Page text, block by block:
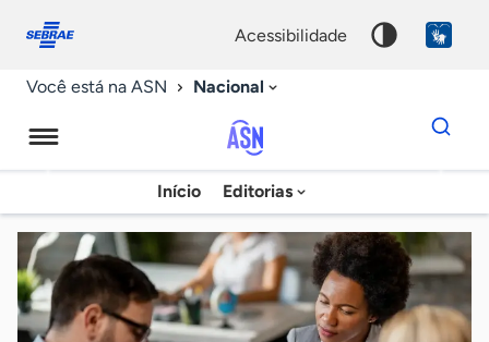
conosco
acessibilidade
Você está na ASN Nacional
Agência
Sebrae
de
Notícias
Início Editorias
Dados
para
chave